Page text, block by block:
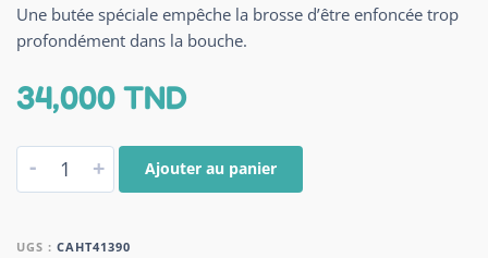
Une butée spéciale empêche la brosse d’être enfoncée trop
profondément dans la bouche.
34,000TND
- + Ajouter au panier
UGS : CAHT41390